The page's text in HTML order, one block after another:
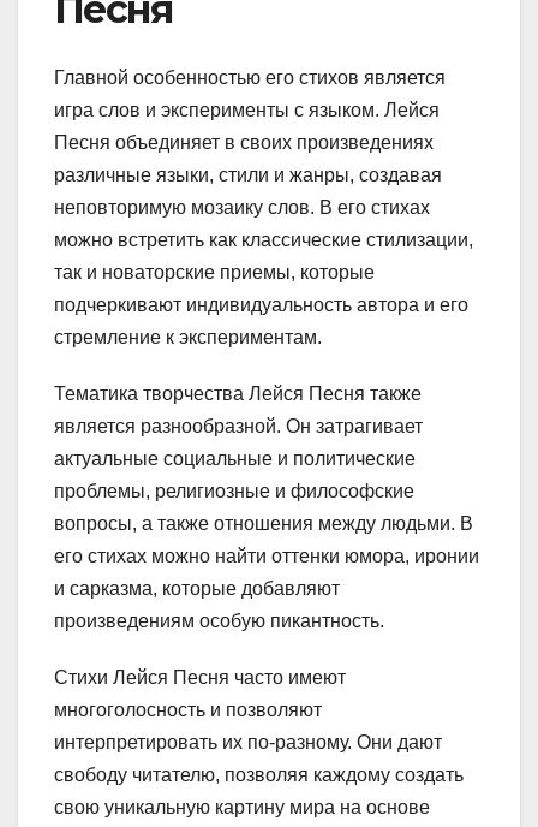
Главной особенностью его стихов является
игра слов и эксперименты с языком. Лейся
Песня объединяет в своих произведениях
различные языки, стили и жанры, создавая
неповторимую мозаику слов. В его стихах
можно встретить как классические стилизации,
так и новаторские приемы, которые
подчеркивают индивидуальность автора и его
стремление к экспериментам.
Тематика творчества Лейся Песня также
является разнообразной. Он затрагивает
актуальные социальные и политические
проблемы, религиозные и философские
вопросы, а также отношения между людьми. В
его стихах можно найти оттенки юмора, иронии
и сарказма, которые добавляют
произведениям особую пикантность.
Стихи Лейся Песня часто имеют
многоголосность и позволяют
интерпретировать их по-разному. Они дают
свободу читателю, позволяя каждому создать
свою уникальную картину мира на основе